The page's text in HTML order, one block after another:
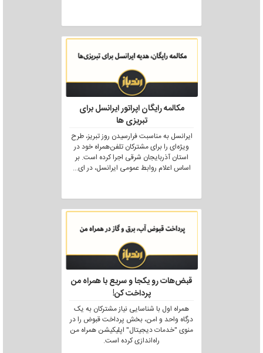
مکالمه رایگان اپراتور ایرانسل برای
تبریزی ها
ایرانسل به مناسبت فرارسیدن روز تبریز، طرح
ویژه‌ای را برای مشترکان تلفن‌همراه خود در
استان آذربایجان شرقی اجرا کرده است. بر
اساس اعلام روابط عمومی ایرانسل، در ای...
قبض‌هات رو یکجا و سریع با همراه من
پرداخت کن!
همراه اول با شناسایی نیاز مشترکان به یک
درگاه واحد و امن، بخش پرداخت قبوض را در
منوی "خدمات دیجیتال" اپلیکیشن همراه من
راه‌اندازی کرده است.